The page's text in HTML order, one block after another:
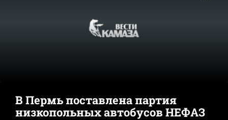
В Пермь поставлена партия
низкопольных автобусов НЕФАЗ